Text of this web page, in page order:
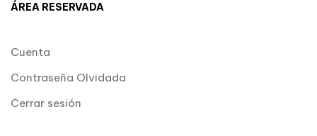
ÁREA RESERVADA
Cuenta
Contraseña Olvidada
Cerrar sesión